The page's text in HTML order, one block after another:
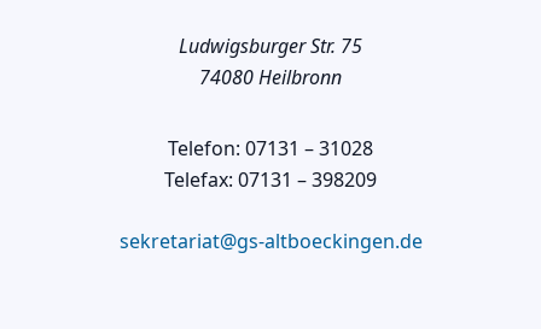
Ludwigsburger Str. 75
74080 Heilbronn
Telefon: 07131 – 31028
Telefax: 07131 – 398209
sekretariat@gs-altboeckingen.de